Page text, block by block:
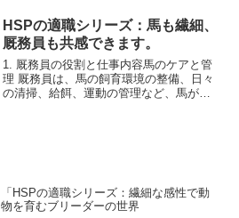
細な感性を活かして、生徒にインスピレ
ーションを与える指...
HSPの適職シリーズ：馬も繊細、
厩務員も共感できます。
1. 厩務員の役割と仕事内容馬のケアと管
理 厩務員は、馬の飼育環境の整備、日々
の清掃、給餌、運動の管理など、馬が健
「HSPの適職シリーズ：繊細な感性で動
物を育むブリーダーの世界